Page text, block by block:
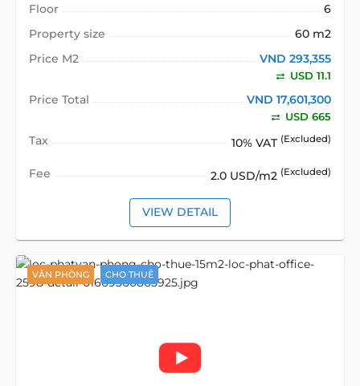
Floor
6
Property size
60 m2
Price M2
VND 293,355
USD 11.1
Price Total VND 17,601,300
USD 665
Tax 10% VAT (Excluded)
Fee 2.0 USD/m2 (Excluded)
VIEW DETAIL
VĂN PHÒNG CHO THUÊ